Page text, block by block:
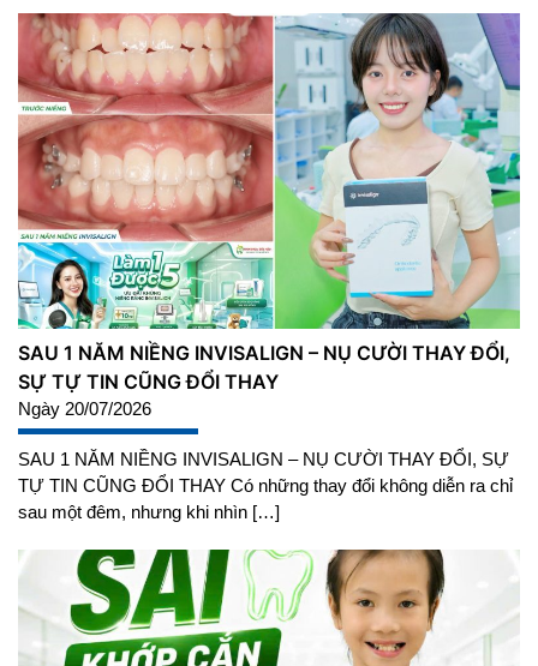
SAU 1 NĂM NIỀNG INVISALIGN – NỤ CƯỜI THAY ĐỔI,
SỰ TỰ TIN CŨNG ĐỔI THAY
Ngày 20/07/2026
SAU 1 NĂM NIỀNG INVISALIGN – NỤ CƯỜI THAY ĐỔI, SỰ
TỰ TIN CŨNG ĐỔI THAY Có những thay đổi không diễn ra chỉ
sau một đêm, nhưng khi nhìn […]